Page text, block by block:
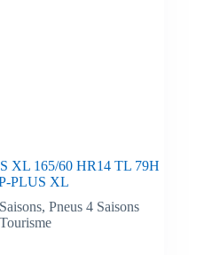
XL 165/60 HR14 TL 79H
PLUS XL
,Pneus 4 Saisons
Tourisme